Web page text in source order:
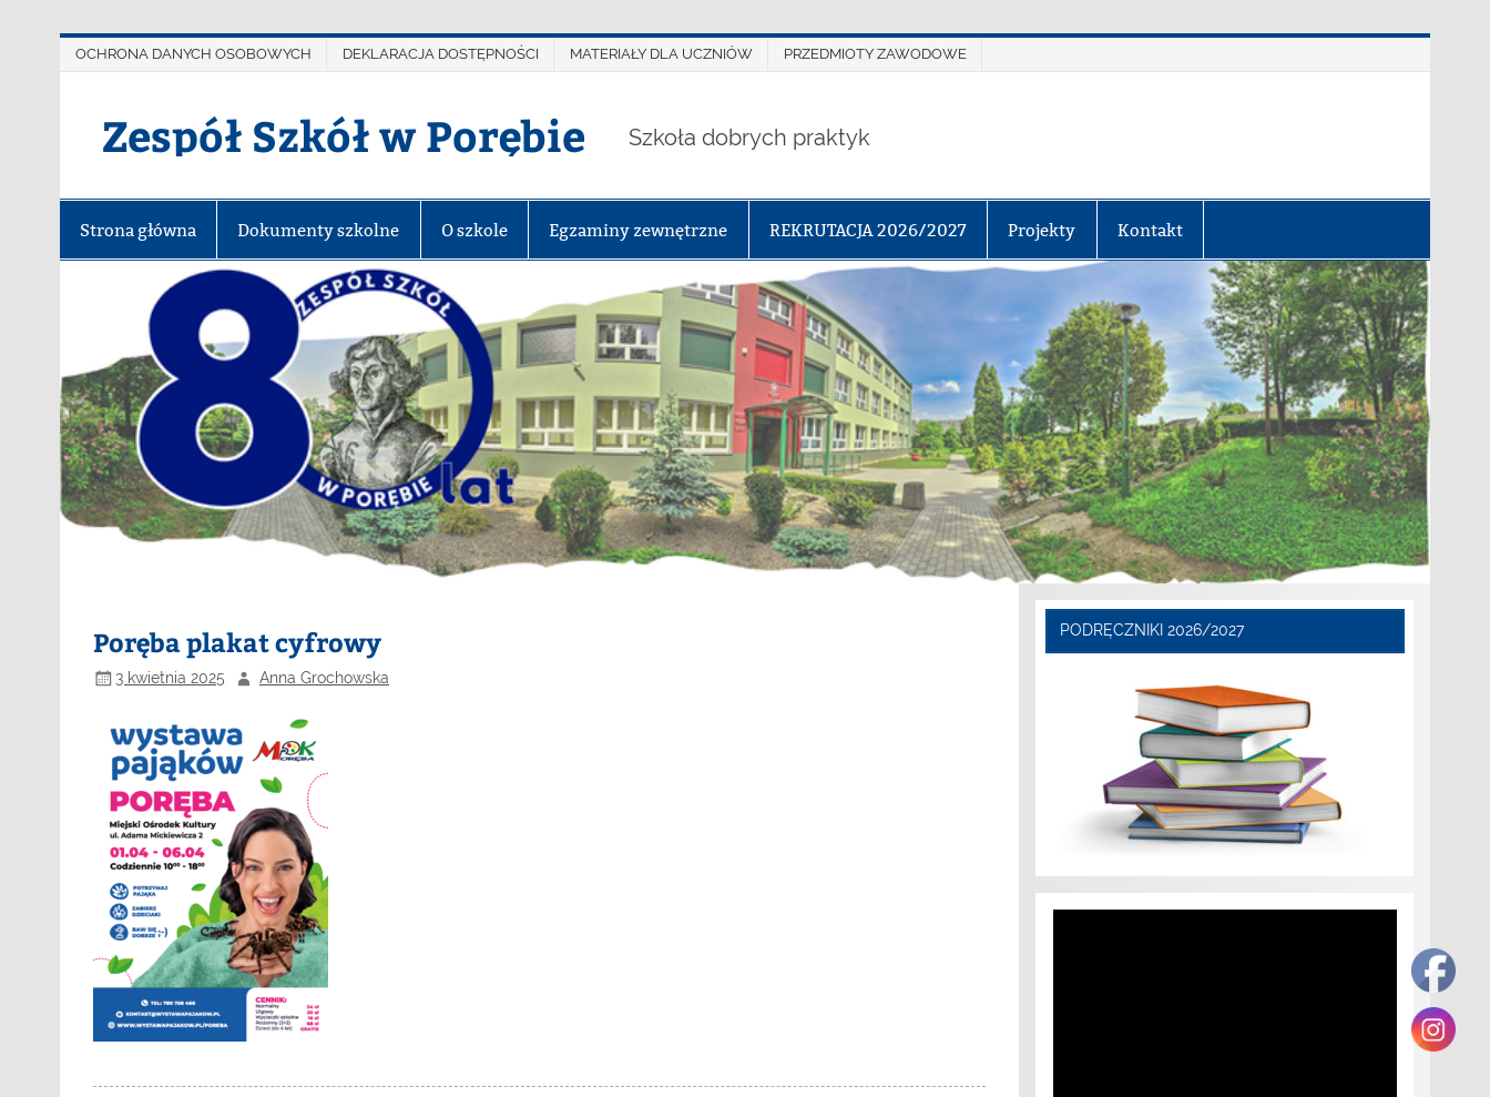
OCHRONA DANYCH OSOBOWYCH DEKLARACJA DOSTĘPNOŚCI MATERIAŁY DLA UCZNIÓW PRZEDMIOTY ZAWODOWE
Zespół Szkół w Porębie Szkoła dobrych praktyk
Strona główna Dokumenty szkolne O szkole Egzaminy zewnętrzne REKRUTACJA 2026/2027 Projekty Kontakt
Poręba plakat cyfrowy
3 kwietnia 2025 Anna Grochowska
PODRĘCZNIKI 2026/2027